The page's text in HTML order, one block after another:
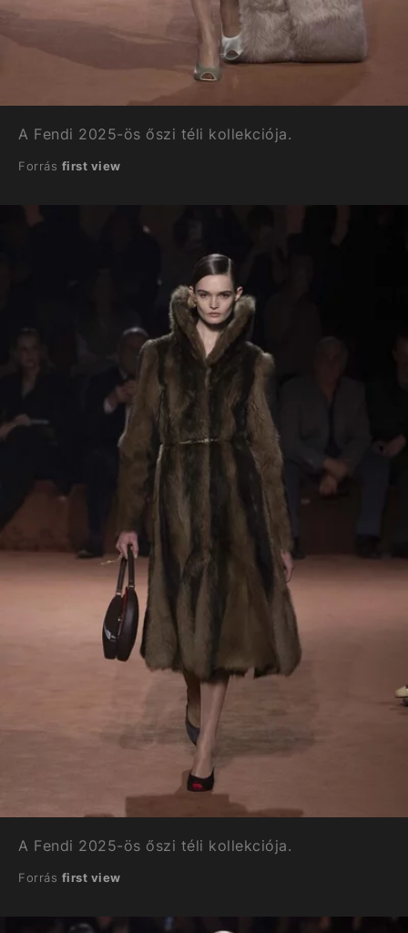
A Fendi 2025-ös őszi téli kollekciója.
Forrás first view
A Fendi 2025-ös őszi téli kollekciója.
Forrás first view